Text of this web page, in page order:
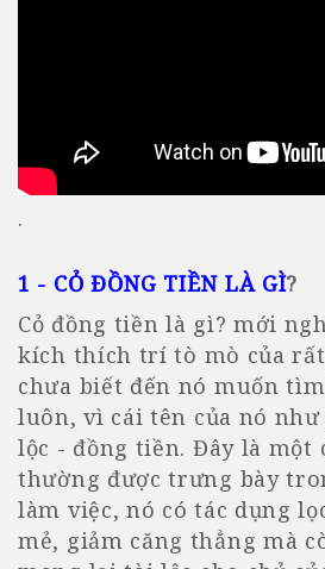
.
1 - CỎ ĐỒNG TIỀN LÀ GÌ?
Cỏ đồng tiền là gì? mới
kích thích trí tò mò của
chưa biết đến nó muốn
luôn, vì cái tên của nó
lộc - đồng tiền. Đây là một
thường được trưng bày
làm việc, nó có tác dụng
mẻ, giảm căng thẳng mà